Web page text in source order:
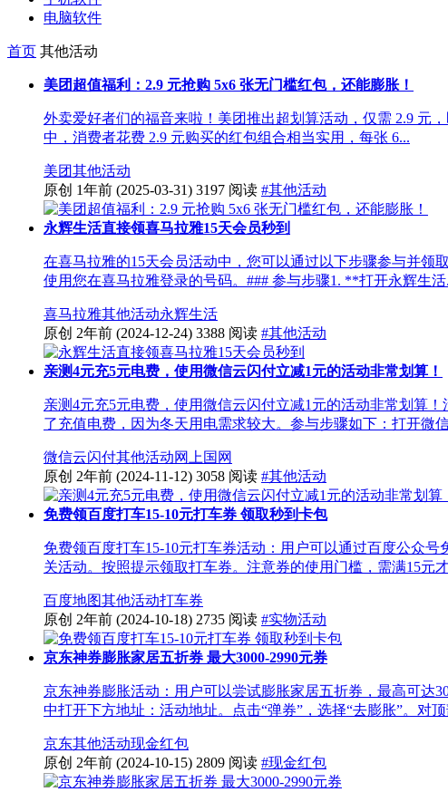
电脑软件
首页 其他活动
美团超值福利：2.9 元抢购 5x6 张无门槛红包，还能膨胀！
外卖爱好者们的福音来啦！美团推出超划算活动，仅需 2.9 元
中，消费者花费 2.9 元购买的红包组合相当实用，每张 6...
美团其他活动
原创 1年前 (2025-03-31) 3197 阅读 #其他活动
永辉生活直接领喜马拉雅15天会员秒到
在喜马拉雅的15天会员活动中，您可以通过以下步骤参与并领
使用您在喜马拉雅登录的号码。### 参与步骤1. **打开永辉生活
喜马拉雅其他活动永辉生活
原创 2年前 (2024-12-24) 3388 阅读 #其他活动
亲测4元充5元电费，使用微信云闪付立减1元的活动非常划算！
亲测4元充5元电费，使用微信云闪付立减1元的活动非常划算
了充值电费，因为冬天用电需求较大。参与步骤如下：打开微
微信云闪付其他活动网上国网
原创 2年前 (2024-11-12) 3058 阅读 #其他活动
免费领百度打车15-10元打车券 领取秒到卡包
免费领百度打车15-10元打车券活动：用户可以通过百度公众
关活动。按照提示领取打车券。注意券的使用门槛，需满15元
百度地图其他活动打车券
原创 2年前 (2024-10-18) 2735 阅读 #实物活动
京东神券膨胀家居五折券 最大3000-2990元券
京东神券膨胀活动：用户可以尝试膨胀家居五折券，最高可达
中打开下方地址：活动地址。点击“弹券”，选择“去膨胀”。对
京东其他活动现金红包
原创 2年前 (2024-10-15) 2809 阅读 #现金红包